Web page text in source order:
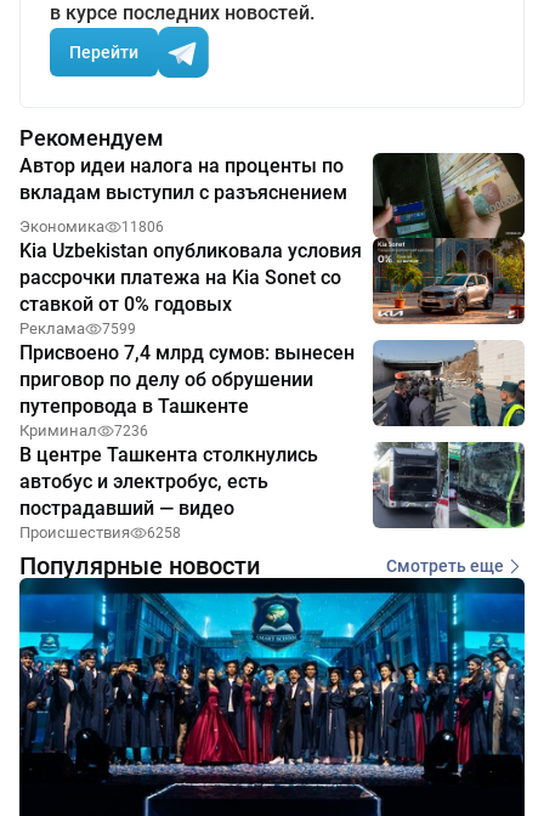
в курсе последних новостей.
Перейти
Рекомендуем
Автор идеи налога на проценты по
вкладам выступил с разъяснением
Экономика 11806
Kia Uzbekistan опубликовала условия
рассрочки платежа на Kia Sonet со
ставкой от 0% годовых
Реклама 7599
Присвоено 7,4 млрд сумов: вынесен
приговор по делу об обрушении
путепровода в Ташкенте
Криминал 7236
В центре Ташкента столкнулись
автобус и электробус, есть
пострадавший — видео
Происшествия 6258
Популярные новости Смотреть еще